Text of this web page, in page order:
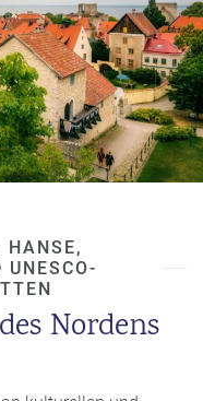
bei.
Neben den
Island,die Färöer
ein buntes Bild einer
HANSE,
UNESCO-
Nordens